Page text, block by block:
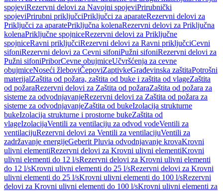
spojeviRezervni delovi za Navojni spojeviPrirubnički
spojeviPrirubni priključciPriključci za aparateRezervni delovi za
Priključci za aparatePriključna kolenaRezervni delovi za Priključna
kolenaPriključne spojniceRezervni delovi za Priključne
spojniceRavni priključciRezervni delovi za Ravni priključciCevni
sifoniRezervni delovi za Cevni sifoniPužni sifoniRezervni delovi za
Pužni sifoniPriborCevne obujmiceUčvršćenja za cevne
obujmiceNoseći žleboviČepoviZaptivkeGrađevinska zaštitaPotrošni
materijalZaštita od požara, zaštita od buke i zaštita od vlageZaštita
od požaraRezervni delovi za Zaštita od požaraZaštita od požara za
sisteme za odvodnjavanjeRezervni delovi za Zaštita od požara za
sisteme za odvodnjavanjeZaštita od bukeIzolacija strukturne
bukeIzolacija strukturne i prostorne bukeZaštita od
vlageIzolacijaVentili za ventilaciju za odvod vodeVentili za
ventilacijuRezervni delovi za Ventili za ventilacijuVentili za
zadržavanje energijeGeberit Pluvia odvodnjavanje krovaKrovni
ulivni elementiRezervni delovi za Krovni ulivni elementiKrovni
ulivni elementi do 12 l/sRezervni delovi za Krovni ulivni elementi
do 12 l/sKrovni ulivni elementi do 25 l/sRezervni delovi za Krovni
ulivni elementi do 25 l/sKrovni ulivni elementi do 100 l/sRezervni
delovi za Krovni ulivni elementi do 100 l/sKrovni ulivni elementi za